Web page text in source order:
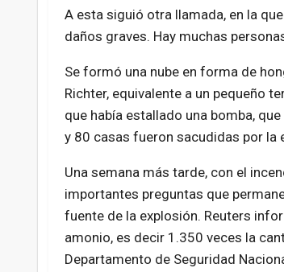
A esta siguió otra llamada, en la
daños graves. Hay muchas
Se formó una nube en forma de
Richter, equivalente a un pequeño
que había estallado una bomba,
y 80 casas fueron sacudidas por la
Una semana más tarde, con el
importantes preguntas que
fuente de la explosión. Reuters
amonio, es decir 1.350 veces la
Departamento de Seguridad